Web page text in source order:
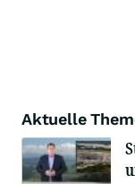
Aktuelle